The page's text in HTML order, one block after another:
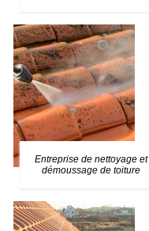
Entreprise de nettoyage et
démoussage de toiture